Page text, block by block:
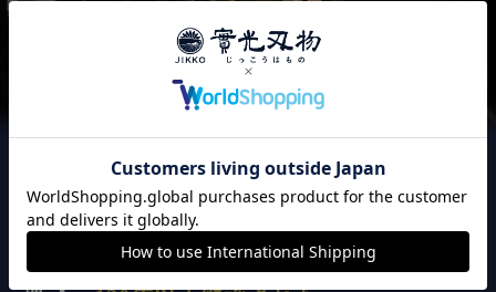
實光刃物が
選ばれる3つの理由